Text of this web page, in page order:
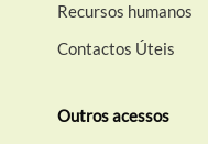
Recursos humanos
Contactos Úteis
Outros acessos